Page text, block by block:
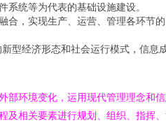
系统等为代表的基础设施建设。
合，实现生产、运营、管理各环节
新型经济形态和社会运行模式，信息
部环境变化，运用现代管理理念和
及相关要素进行规划、组织、指挥